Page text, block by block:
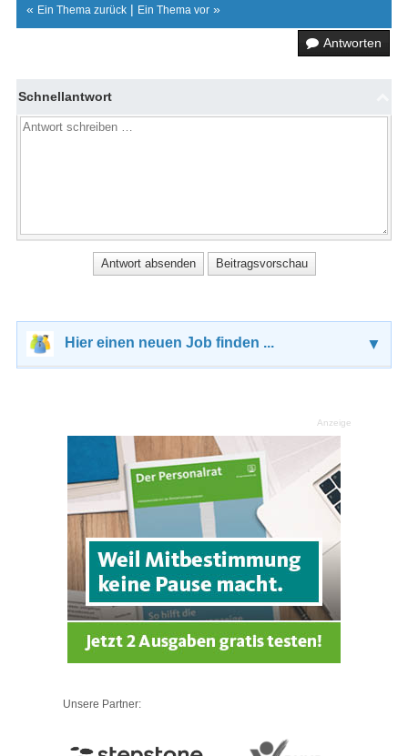
« Ein Thema zurück| Ein Thema vor»
Antworten
Schnellantwort
Hier einen neuen Job finden ... ▼
Anzeige
Unsere Partner: